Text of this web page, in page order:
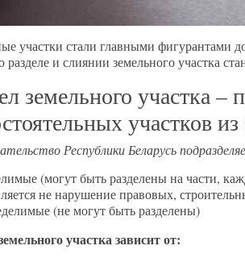
участки стали главными фигурантами
разделе и слиянии земельного участка
земельного участка –
участков из
Республики Беларусь
(могут быть разделены на части,
не нарушение правовых,
(не могут быть разделены)
участка зависит от: